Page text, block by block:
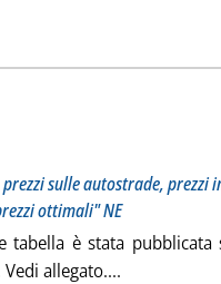
sulle autostrade, prezzi
ottimali" NE
tabella è stata pubblicata
allegato.... Leggi tutta